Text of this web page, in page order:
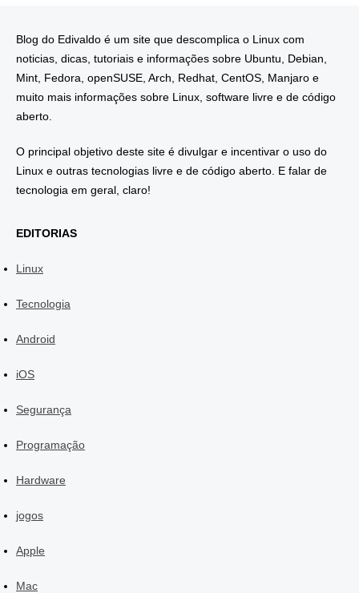
Blog do Edivaldo é um site que descomplica o Linux com
noticias, dicas, tutoriais e informações sobre Ubuntu, Debian,
Mint, Fedora, openSUSE, Arch, Redhat, CentOS, Manjaro e
muito mais informações sobre Linux, software livre e de código
aberto.
O principal objetivo deste site é divulgar e incentivar o uso do
Linux e outras tecnologias livre e de código aberto. E falar de
tecnologia em geral, claro!
EDITORIAS
Linux
Tecnologia
Android
iOS
Segurança
Programação
Hardware
jogos
Apple
Mac